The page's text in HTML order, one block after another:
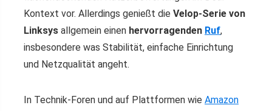
Kontext vor. Allerdings genießt die Velop-Serie von
Linksys allgemein einen hervorragenden Ruf,
insbesondere was Stabilität, einfache Einrichtung
und Netzqualität angeht.
In Technik-Foren und auf Plattformen wie Amazon